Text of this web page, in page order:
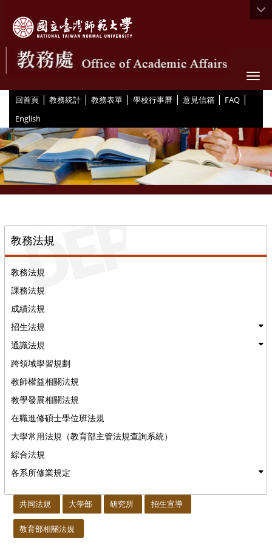
回首頁 | 教務統計 | 教務表單 | 學校行事曆 | 意見信箱 | FAQ |
English
教務法規
教務法規
課務法規
成績法規
招生法規
通識法規
跨領域學習規劃
教師權益相關法規
教學發展相關法規
在職進修碩士學位班法規
大學常用法規（教育部主管法規查詢系統）
綜合法規
各系所修業規定
共同法規 大學部 研究所 招生宣導
教育部相關法規